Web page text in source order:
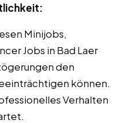
Minijobs,
Jobs in Bad Laer
den
können.
Verhalten